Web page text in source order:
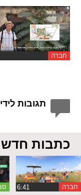
חברה
תגובות
כתבות
חברה